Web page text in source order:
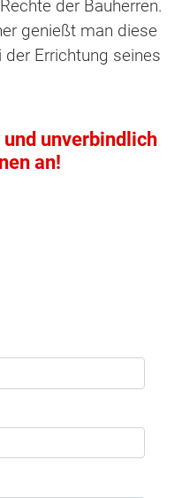
der Bauherren.
genießt man diese
Errichtung seines
unverbindlich
an!